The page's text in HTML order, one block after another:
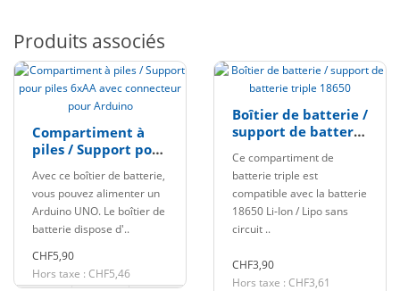
Produits associés
Compartiment à
piles / Support pour
connecteur pour
Arduino
Avec ce boîtier de batterie,
vous pouvez alimenter un
Arduino UNO. Le boîtier de
batterie dispose d'..
CHF5,90
Hors taxe : CHF5,46
Boîtier de batterie /
support de batterie
Ce compartiment de
batterie triple est
compatible avec la batterie
18650 Li-Ion / Lipo sans
circuit ..
CHF3,90
Hors taxe : CHF3,61